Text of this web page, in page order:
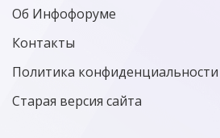
Об Инфофоруме
Контакты
Политика конфиденциальности
Старая версия сайта